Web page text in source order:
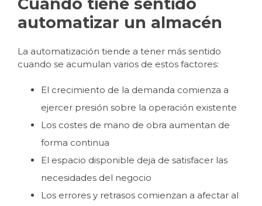
automatizar un almacén
La automatización tiende a tener más sentido
cuando se acumulan varios de estos factores:
El crecimiento de la demanda comienza a
ejercer presión sobre la operación existente
Los costes de mano de obra aumentan de
forma continua
El espacio disponible deja de satisfacer las
necesidades del negocio
Los errores y retrasos comienzan a afectar al